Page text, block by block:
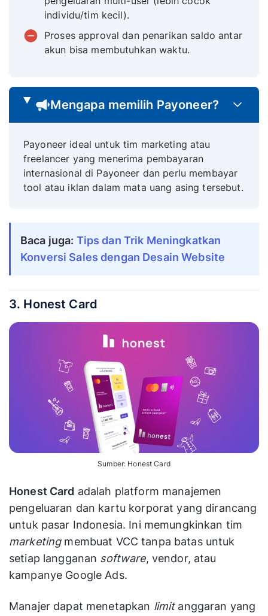
individu/tim kecil).
Proses approval dan penarikan saldo antar
akun bisa membutuhkan waktu.
Mengapa memilih Payoneer?
Payoneer ideal untuk tim marketing atau
freelancer yang menerima pembayaran
internasional di Payoneer dan perlu membayar
tool atau iklan dalam mata uang asing tersebut.
Baca juga: Tips dan Trik Meningkatkan
Konversi Sales dengan Desain Website
3. Honest Card
Sumber: Honest Card
Honest Card adalah platform manajemen
pengeluaran dan kartu korporat yang dirancang
untuk pasar Indonesia. Ini memungkinkan tim
marketingmembuat VCC tanpa batas untuk
setiap langganan software, vendor, atau
kampanye Google Ads.
Manajer dapat menetapkan limitanggaran yang